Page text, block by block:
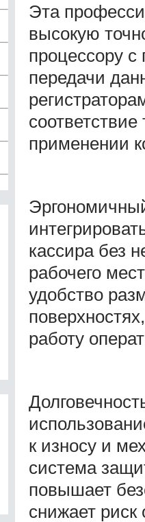
Эта
высокую
процессору
передачи
применении
кассира без
рабочего
удобство
работу
к износу и
система
повышает
снижает